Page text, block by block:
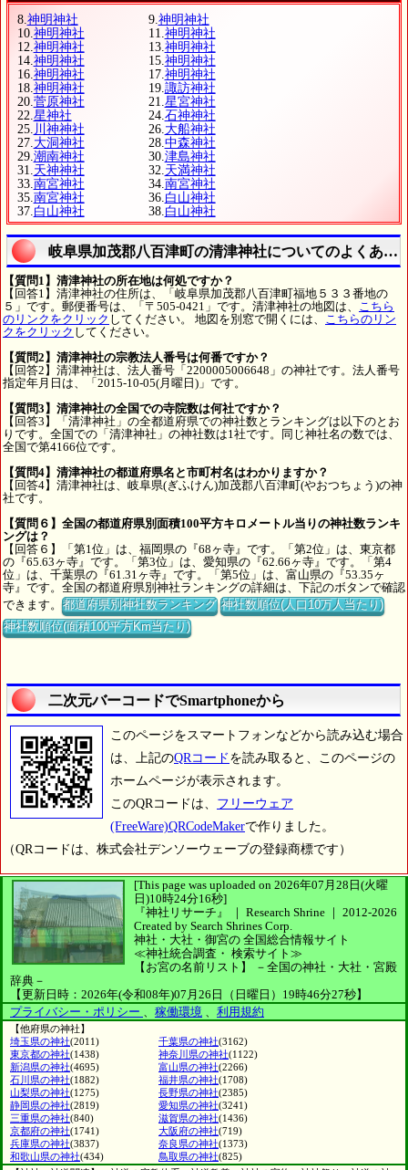
8. 神明神社 9. 神明神社
10. 神明神社 11. 神明神社
12. 神明神社 13. 神明神社
14. 神明神社 15. 神明神社
16. 神明神社 17. 神明神社
18. 神明神社 19. 諏訪神社
20. 菅原神社 21. 星宮神社
22. 星神社 24. 石神神社
25. 川神神社 26. 大船神社
27. 大洞神社 28. 中森神社
29. 潮南神社 30. 津島神社
31. 天神神社 32. 天満神社
33. 南宮神社 34. 南宮神社
35. 南宮神社 36. 白山神社
37. 白山神社 38. 白山神社
岐阜県加茂郡八百津町の清津神社についてのよくある
【質問1】清津神社の所在地は何処ですか？
【回答1】清津神社の住所は、「岐阜県加茂郡八百津町福地５３３番地の
５」です。郵便番号は、「〒505-0421」です。清津神社の地図は、
こちら
のリンクをクリック してください。 地図を別窓で開くには、
こちらのリン
クをクリック してください。
【質問2】清津神社の宗教法人番号は何番ですか？
【回答2】清津神社は、法人番号「2200005006648」の神社です。法人番号
指定年月日は、「2015-10-05(月曜日)」です。
【質問3】清津神社の全国での寺院数は何社ですか？
【回答3】「清津神社」の全都道府県での神社数とランキングは以下のとお
りです。全国での「清津神社」の神社数は1社です。同じ神社名の数では、
全国で第4166位です。
【質問4】清津神社の都道府県名と市町村名はわかりますか？
【回答4】清津神社は、岐阜県(ぎふけん)加茂郡八百津町(やおつちょう)の神
社です。
【質問６】全国の都道府県別面積100平方キロメートル当りの神社数ランキ
ングは？
【回答６】「第1位」は、福岡県の『68ヶ寺』です。「第2位」は、東京都
の『65.63ヶ寺』です。「第3位」は、愛知県の『62.66ヶ寺』です。「第4
位」は、千葉県の『61.31ヶ寺』です。「第5位」は、富山県の『53.35ヶ
寺』です。全国の都道府県別神社ランキングの詳細は、下記のボタンで確認
できます。都道府県別神社数ランキング 神社数順位(人口10万人当たり)
神社数順位(面積100平方Km当たり)
二次元バーコードでSmartphoneから
このページをスマートフォンなどから読み込む場合
は、上記のQRコード を読み取ると、このページの
ホームページが表示されます。
このQRコードは、 フリーウェア
(FreeWare)QRCodeMakerで作りました。
（QRコードは、株式会社デンソーウェーブの登録商標です）
[This page was uploaded on 2026年07月28日(火曜
日)10時24分16秒]
『神社リサーチ』 ｜ Research Shrine ｜ 2012-2026
Created by Search Shrines Corp.
神社・大社・御宮の 全国総合情報サイト
≪神社統合調査・ 検索サイト≫
【お宮の名前リスト】
－全国の神社・大社・宮殿
辞典－
【更新日時：2026年(令和08年)07月26日（日曜日）19時46分27秒】
プライバシー・ポリシー
稼働環境 利用規約
【他府県の神社】
埼玉県の神社(2011) 千葉県の神社(3162)
東京都の神社(1438) 神奈川県の神社(1122)
新潟県の神社(4695) 富山県の神社(2266)
石川県の神社(1882) 福井県の神社(1708)
山梨県の神社(1275) 長野県の神社(2385)
静岡県の神社(2819) 愛知県の神社(3241)
三重県の神社(840) 滋賀県の神社(1436)
京都府の神社(1741) 大阪府の神社(719)
兵庫県の神社(3837) 奈良県の神社(1373)
和歌山県の神社(434) 鳥取県の神社(825)